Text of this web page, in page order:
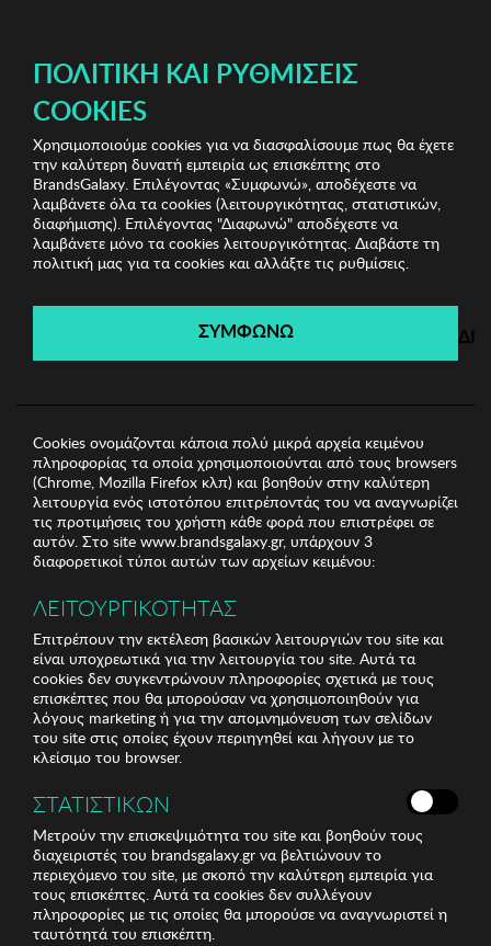
Bags & Wallets Shop Unisex Αξεσουάρ
Card Holder
Garbalia
Bags & Wallets Shop
Λήγει σε: 04ημέρες | 07ώρες 18λεπτά 49δευτ.
ΠΟΛΙΤΙΚΉ ΚΑΙ ΡΥΘΜΊΣΕΙΣ
COOKIES
Χρησιμοποιούμε cookies για να διασφαλίσουμε πως θα έχετε
την καλύτερη δυνατή εμπειρία ως επισκέπτης στο
BrandsGalaxy. Επιλέγοντας «Συμφωνώ», αποδέχεστε να
λαμβάνετε όλα τα cookies (λειτουργικότητας, στατιστικών,
διαφήμισης). Επιλέγοντας "Διαφωνώ" αποδέχεστε να
λαμβάνετε μόνο τα cookies λειτουργικότητας. Διαβάστε τη
πολιτική μας για τα cookies και αλλάξτε τις ρυθμίσεις.
ΣΥΜΦΩΝΩ
Cookies ονομάζονται κάποια πολύ μικρά αρχεία κειμένου
πληροφορίας τα οποία χρησιμοποιούνται από τους browsers
(Chrome, Mozilla Firefox κλπ) και βοηθούν στην καλύτερη
λειτουργία ενός ιστοτόπου επιτρέποντάς του να αναγνωρίζει
τις προτιμήσεις του χρήστη κάθε φορά που επιστρέφει σε
αυτόν. Στο site www.brandsgalaxy.gr, υπάρχουν 3
διαφορετικοί τύποι αυτών των αρχείων κειμένου:
ΛΕΙΤΟΥΡΓΙΚΟΤΗΤΑΣ
Επιτρέπουν την εκτέλεση βασικών λειτουργιών του site και
είναι υποχρεωτικά για την λειτουργία του site. Αυτά τα
cookies δεν συγκεντρώνουν πληροφορίες σχετικά με τους
επισκέπτες που θα μπορούσαν να χρησιμοποιηθούν για
λόγους marketing ή για την απομνημόνευση των σελίδων
του site στις οποίες έχουν περιηγηθεί και λήγουν με το
κλείσιμο του browser.
ΣΤΑΤΙΣΤΙΚΩΝ
Μετρούν την επισκεψιμότητα του site και βοηθούν τους
διαχειριστές του brandsgalaxy.gr να βελτιώνουν το
περιεχόμενο του site, με σκοπό την καλύτερη εμπειρία για
τους επισκέπτες. Αυτά τα cookies δεν συλλέγουν
πληροφορίες με τις οποίες θα μπορούσε να αναγνωριστεί η
ταυτότητά του επισκέπτη.